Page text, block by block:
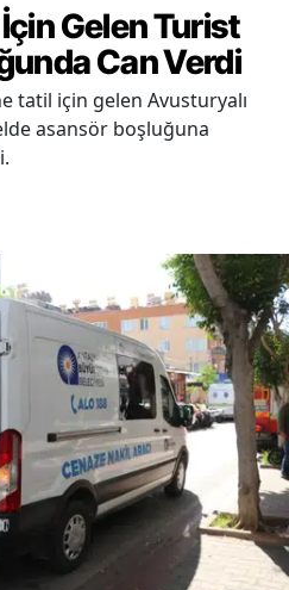
Gelen Turist
Can Verdi
tatil için gelen Avusturyalı
asansör boşluğuna